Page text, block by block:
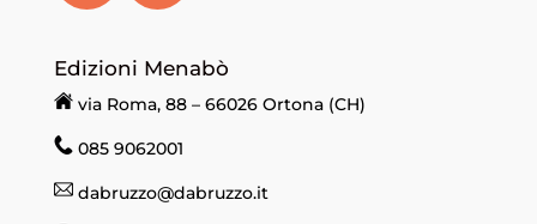
Edizioni Menabò
via Roma, 88 – 66026 Ortona (CH)
085 9062001
dabruzzo@dabruzzo.it